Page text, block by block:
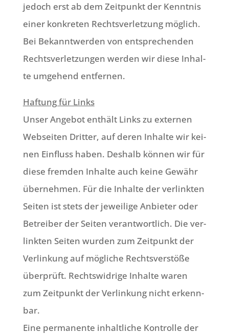
jedoch erst ab dem Zeit­punkt der Kennt­nis
einer kon­kre­ten Rechts­ver­let­zung mög­lich.
Bei Bekannt­wer­den von ent­spre­chen­den
Rechts­ver­let­zun­gen wer­den wir die­se Inhal­
te umge­hend entfernen.
Haf­tung für Links
Unser Ange­bot ent­hält Links zu exter­nen
Web­sei­ten Drit­ter, auf deren Inhal­te wir kei­
nen Ein­fluss haben. Des­halb kön­nen wir für
die­se frem­den Inhal­te auch kei­ne Gewähr
über­neh­men. Für die Inhal­te der ver­link­ten
Sei­ten ist stets der jewei­li­ge Anbie­ter oder
Betrei­ber der Sei­ten ver­ant­wort­lich. Die ver­
link­ten Sei­ten wur­den zum Zeit­punkt der
Ver­lin­kung auf mög­li­che Rechts­ver­stö­ße
über­prüft. Rechts­wid­ri­ge Inhal­te waren
zum Zeit­punkt der Ver­lin­kung nicht erkenn­
bar.
Eine per­ma­nen­te inhalt­li­che Kon­trol­le der